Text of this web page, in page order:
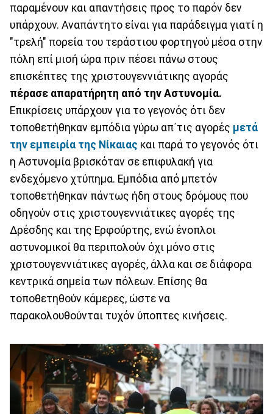
παραμένουν και απαντήσεις προς το παρόν δεν
υπάρχουν. Αναπάντητο είναι για παράδειγμα γιατί η
"τρελή" πορεία του τεράστιου φορτηγού μέσα στην
πόλη επί μισή ώρα πριν πέσει πάνω στους
επισκέπτες της χριστουγεννιάτικης αγοράς
πέρασε απαρατήρητη από την Αστυνομία.
Επικρίσεις υπάρχουν για το γεγονός ότι δεν
τοποθετήθηκαν εμπόδια γύρω απ΄τις αγορές μετά
την εμπειρία της Νίκαιας και παρά το γεγονός ότι
η Αστυνομία βρισκόταν σε επιφυλακή για
ενδεχόμενο χτύπημα. Εμπόδια από μπετόν
τοποθετήθηκαν πάντως ήδη στους δρόμους που
οδηγούν στις χριστουγεννιάτικες αγορές της
Δρέσδης και της Ερφούρτης, ενώ ένοπλοι
αστυνομικοί θα περιπολούν όχι μόνο στις
χριστουγεννιάτικες αγορές, άλλα και σε διάφορα
κεντρικά σημεία των πόλεων. Επίσης θα
τοποθετηθούν κάμερες, ώστε να
παρακολουθούνται τυχόν ύποπτες κινήσεις.